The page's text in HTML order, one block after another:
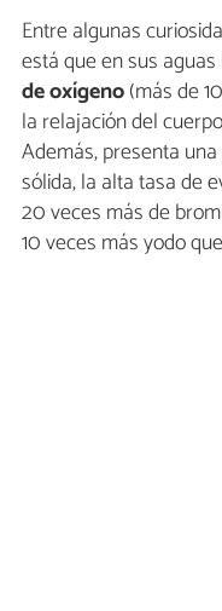
Entre algunas
está que en sus
de oxígeno(más de
la relajación del
Además, presenta
sólida, la alta tasa de
20 veces más de
10 veces más yodo